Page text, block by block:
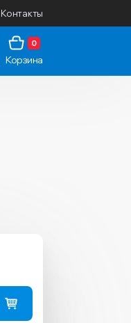
Контакты
0
Корзина